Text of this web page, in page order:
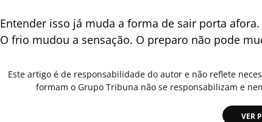
Entender isso já muda a forma de sair porta
O frio mudou a sensação. O preparo não pode
Este artigo é de responsabilidade do autor e não reflete
formam o Grupo Tribuna não se responsabilizam e
VER